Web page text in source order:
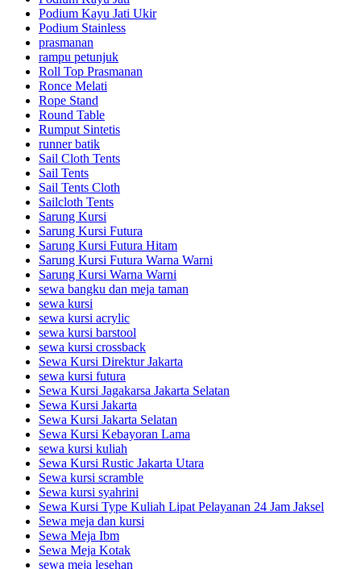
Podium Kayu Jati Ukir
Podium Stainless
prasmanan
rampu petunjuk
Roll Top Prasmanan
Ronce Melati
Rope Stand
Round Table
Rumput Sintetis
runner batik
Sail Cloth Tents
Sail Tents
Sail Tents Cloth
Sailcloth Tents
Sarung Kursi
Sarung Kursi Futura
Sarung Kursi Futura Hitam
Sarung Kursi Futura Warna Warni
Sarung Kursi Warna Warni
sewa bangku dan meja taman
sewa kursi
sewa kursi acrylic
sewa kursi barstool
sewa kursi crossback
Sewa Kursi Direktur Jakarta
sewa kursi futura
Sewa Kursi Jagakarsa Jakarta Selatan
Sewa Kursi Jakarta
Sewa Kursi Jakarta Selatan
Sewa Kursi Kebayoran Lama
sewa kursi kuliah
Sewa Kursi Rustic Jakarta Utara
Sewa kursi scramble
Sewa kursi syahrini
Sewa Kursi Type Kuliah Lipat Pelayanan 24 Jam Jaksel
Sewa meja dan kursi
Sewa Meja Ibm
Sewa Meja Kotak
sewa meja lesehan